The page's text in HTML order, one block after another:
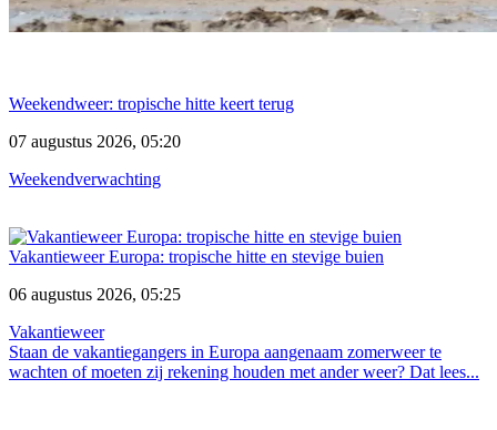
Weekendweer: tropische hitte keert terug
07 augustus 2026, 05:20
Weekendverwachting
Vakantieweer Europa: tropische hitte en stevige buien
06 augustus 2026, 05:25
Vakantieweer
Staan de vakantiegangers in Europa aangenaam zomerweer te
wachten of moeten zij rekening houden met ander weer? Dat lees...